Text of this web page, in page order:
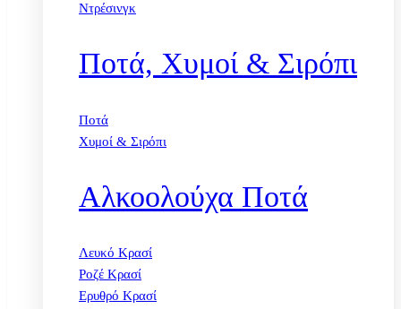
Ντρέσινγκ
Ποτά, Χυμοί & Σιρόπι
Ποτά
Χυμοί & Σιρόπι
Αλκοολούχα Ποτά
Λευκό Κρασί
Ροζέ Κρασί
Ερυθρό Κρασί